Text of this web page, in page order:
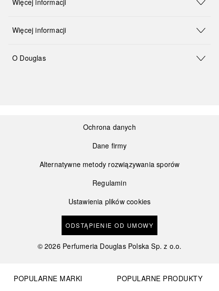
Więcej informacji
O Douglas
Ochrona danych
Dane firmy
Alternatywne metody rozwiązywania sporów
Regulamin
Ustawienia plików cookies
ODSTĄPIENIE OD UMOWY
©2026 Perfumeria Douglas Polska Sp. z o.o.
POPULARNE MARKI
POPULARNE PRODUKTY